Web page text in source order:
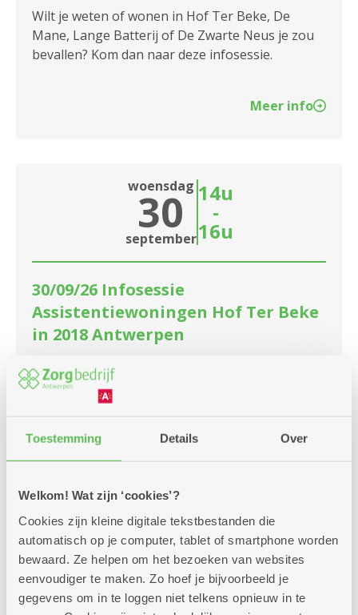
Toestemming Details Over
Welkom! Wat zijn ‘cookies’?
Cookies zijn kleine digitale tekstbestanden die
automatisch op je computer, tablet of smartphone worden
bewaard. Ze helpen om het bezoeken van websites
eenvoudiger te maken. Zo hoef je bijvoorbeeld je
gegevens om in te loggen niet telkens opnieuw in te
2170 Merksem
2180 Ekeren
2950 Kapellen
Wilt je weten of wonen in Hof Ter Beke, De
Mane, Lange Batterij of De Zwarte Neus je zou
bevallen? Kom dan naar deze infosessie.
Meer info
woensdag
30
september
14u
-
16u
30/09/26 Infosessie
Assistentiewoningen Hof Ter Beke
in 2018 Antwerpen
Meerdere locaties
Wilt je weten of wonen in Hof Ter Beke, De
Mane, Lange Batterij of De Zwarte Neus je zou
bevallen? Kom dan naar deze infosessie.
woensdag
21 14u
-